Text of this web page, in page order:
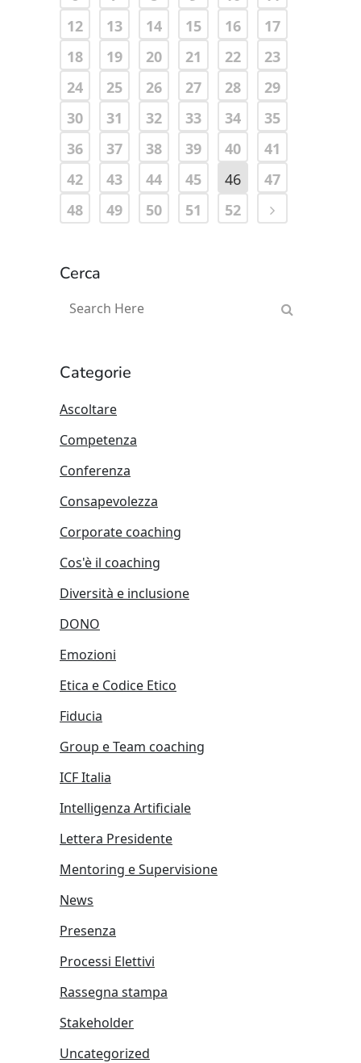
12
13 14 15 16
17
18
19 20 21 22
23
24
25 26 27 28
29
30
31 32 33 34
35
36
37 38 39 40
41
42
43 44 45 46
47
48
49 50 51 52
Cerca
Categorie
Ascoltare
Competenza
Conferenza
Consapevolezza
Corporate coaching
Cos'è il coaching
Diversità e inclusione
DONO
Emozioni
Etica e Codice Etico
Fiducia
Group e Team coaching
ICF Italia
Intelligenza Artificiale
Lettera Presidente
Mentoring e Supervisione
News
Presenza
Processi Elettivi
Rassegna stampa
Stakeholder
Uncategorized